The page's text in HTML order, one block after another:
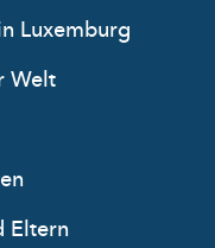
Luxemburg
Welt
Eltern